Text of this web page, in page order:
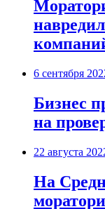
6 сентября
Бизнес
на
22 августа
​На